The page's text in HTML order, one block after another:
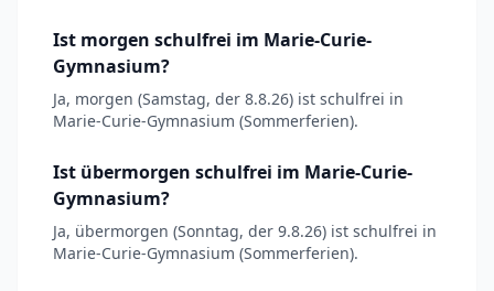
Ist morgen schulfrei im Marie-Curie-
Gymnasium?
Ja, morgen (Samstag, der 8.8.26) ist schulfrei in
Marie-Curie-Gymnasium (Sommerferien).
Ist übermorgen schulfrei im Marie-Curie-
Gymnasium?
Ja, übermorgen (Sonntag, der 9.8.26) ist schulfrei in
Marie-Curie-Gymnasium (Sommerferien).